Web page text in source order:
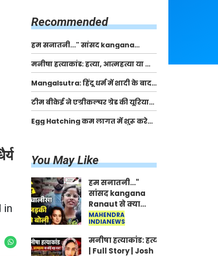
in
Recommended
हम सनातनी..." सांसद kangana
Ranaut से क्या बोली लड़की? Viral
Jantar-Mantar | CJP protest
मनीषा हत्याकांड: हत्या, आत्महत्या या कोई बड़ा राज?
| Full Story | Josh Haryana
Mangalsutra: हिंदू धर्म में शादी के बाद
मंगलसूत्र क्यों पहनती है महिलाएं, किसने
शुरु की ये परंपरा
टीम बीकेई ने एग्रीकल्चर ग्रेड की यूरिया
खाद गट्टों में बदलकर टेक्निकल ग्रेड में
बेचने वालों पर करवाई कार्रवाई:
Egg Hatching कम लागत में शुरू करे
You May Like
हम सनातनी..."
सांसद kangana
Ranaut से क्या
बोली लड़की? Viral
Jantar-Mantar |
CJP protest
MAHENDRA
INDIANEWS
मनीषा हत्याकांड: हत्या, आत्महत्या या
| Full Story | Josh